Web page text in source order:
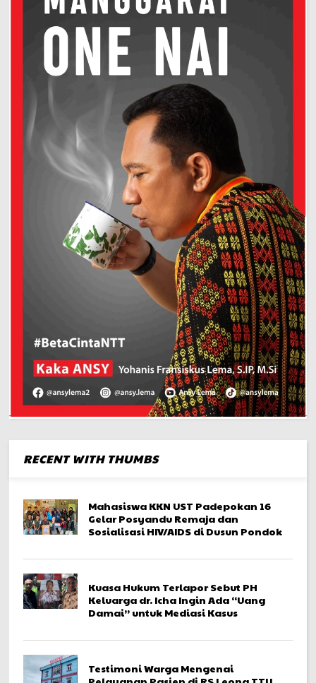
RECENT WITH THUMBS
Mahasiswa KKN UST Padepokan 16
Gelar Posyandu Remaja dan
Sosialisasi HIV/AIDS di Dusun Pondok
Kuasa Hukum Terlapor Sebut PH
Keluarga dr. Icha Ingin Ada “Uang
Damai” untuk Mediasi Kasus
Testimoni Warga Mengenai